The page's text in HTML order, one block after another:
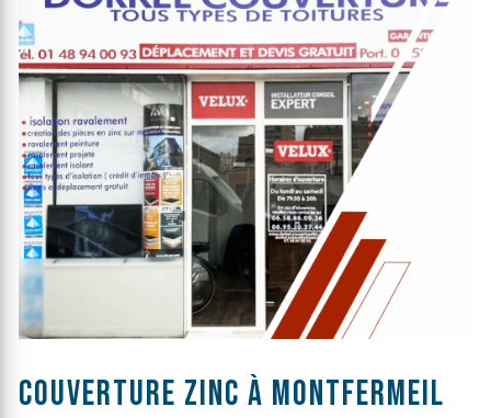
couverture zinc à Montfermeil